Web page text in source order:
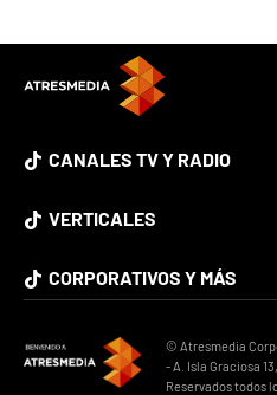
CANALES TV Y RADIO
VERTICALES
CORPORATIVOS Y MÁS
© Atresmedia
- A. Isla Graciosa
Reservados todos